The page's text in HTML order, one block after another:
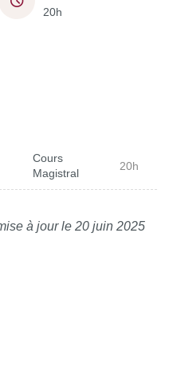
20h
Cours
Magistral
20h
à jour le 20 juin 2025